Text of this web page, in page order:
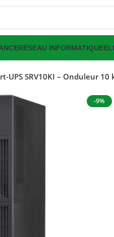
RÉSEAU INFORMATIQUE
UPS SRV10KI – Onduleur
-9%